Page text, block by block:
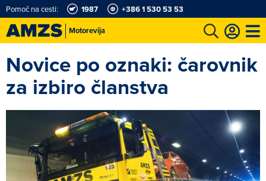
Motorevija
Pomoč na cesti: 1987 +386 1 530 53 53
Karting in motošportni center Najboljši za volanom
Novice po oznaki: čarovnik
za izbiro članstva